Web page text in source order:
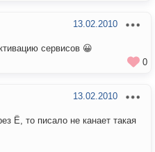
13.02.2010
сервисов 😀
0
13.02.2010
Ё, то писало не канает такая